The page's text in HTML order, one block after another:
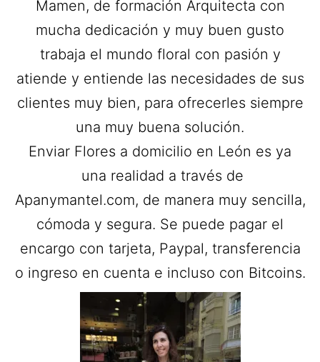
Mamen, de formación Arquitecta con
mucha dedicación y muy buen gusto
trabaja el mundo floral con pasión y
atiende y entiende las necesidades de sus
clientes muy bien, para ofrecerles siempre
una muy buena solución.
Enviar Flores a domicilio en León es ya
una realidad a través de
Apanymantel.com, de manera muy sencilla,
cómoda y segura. Se puede pagar el
encargo con tarjeta, Paypal, transferencia
o ingreso en cuenta e incluso con Bitcoins.